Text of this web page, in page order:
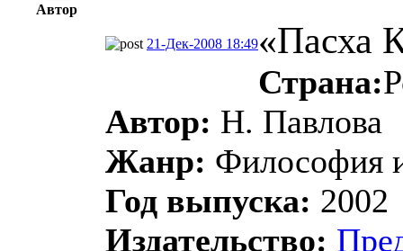
Автор
21-Дек-2008 18:49«Пасха
Страна:
Автор: Н. Павлова
Жанр: Философия
Год выпуска: 2002
Издательство: